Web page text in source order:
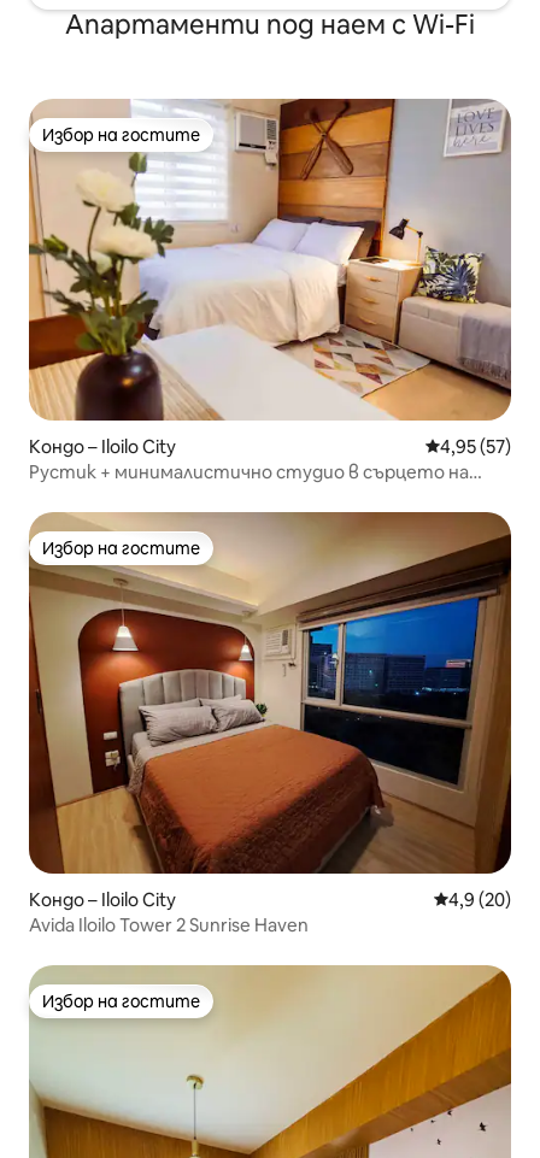
Апартаменти под наем с Wi-Fi
Избор на гостите
Избор на гостите
Кондо – Iloilo City Средна
4,95 (57)
Рустик + минималистично студио в сърцето на
Избор на гостите
Избор на гостите
Кондо – Iloilo City Средна
4,9 (20)
Avida Iloilo Tower 2 Sunrise Haven
Избор на гостите
Избор на гостите